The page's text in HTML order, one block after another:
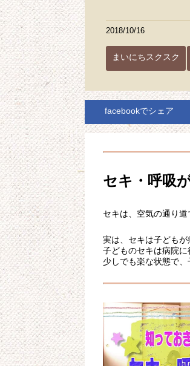
2018/10/16
まいにちスクスク
facebookでシェア
セキ・呼吸
セキは、空気の通り
実は、セキは子どもが
子どものセキは病院に
少しでも楽な状態で